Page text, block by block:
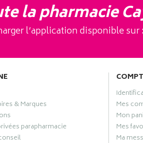
la pharmacie
l’application disponible sur :
& Marques
parapharmacie
Mes
Mon
Mes
Ma